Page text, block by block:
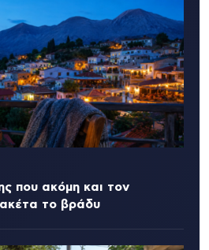
που ακόμη και τον
το βράδυ